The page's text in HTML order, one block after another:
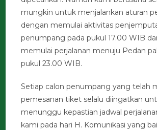
mungkin untuk menjalankan aturan
dengan memulai aktivitas
penumpang pada pukul 17.00 WIB
memulai perjalanan menuju Pedan
pukul 23.00 WIB.
Setiap calon penumpang yang telah
pemesanan tiket selalu diingatkan
menunggu kepastian jadwal
kami pada hari H. Komunikasi yang